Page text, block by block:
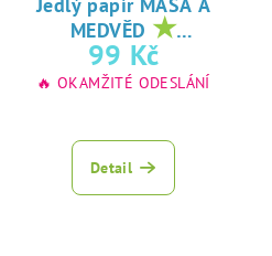
MEDVĚD ★
oblíbený tisk na
jedlý papír
99 Kč
🔥 OKAMŽITÉ ODESLÁNÍ
Detail